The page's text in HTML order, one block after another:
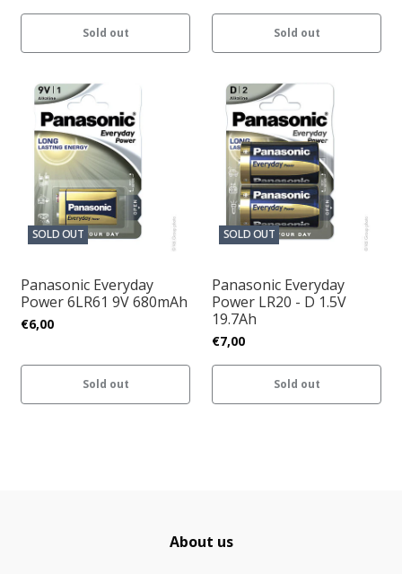
Sold out Sold out
SOLD OUT
Panasonic Everyday
Power 6LR61 9V 680mAh
€6,00
Sold out
SOLD OUT
Panasonic Everyday
Power LR20 - D 1.5V
19.7Ah
€7,00
Sold out
About us